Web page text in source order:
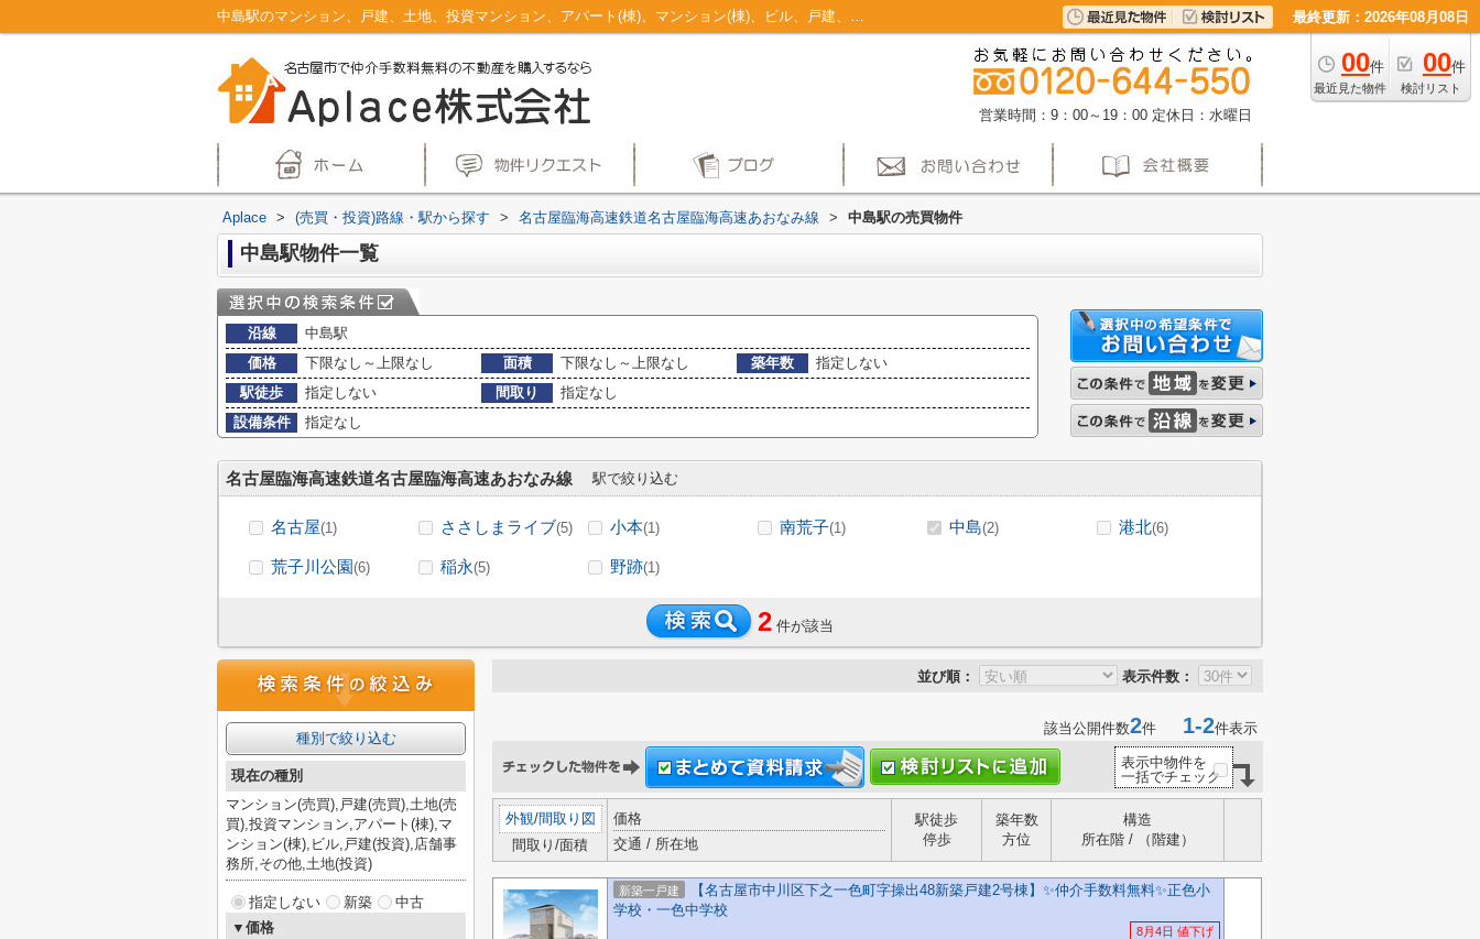
中島駅のマンション、戸建、土地、投資マンション、アパート(棟)、マンション(棟)、ビル、戸建、店舗事務所、その他、土地一覧｜仲介手数料無料！名古屋市で新築戸建てを探すならAplace 最終更新：2026年08月08日
00件
最近見た物件
00件
検討リスト
営業時間：9：00～19：00 定休日：水曜日
Aplace > (売買・投資)路線・駅から探す > 名古屋臨海高速鉄道名古屋臨海高速あおなみ線 > 中島駅の売買物件
中島駅物件一覧
沿線
中島駅
価格
下限なし～上限なし 面積 下限なし～上限なし 築年数
指定しない
駅徒歩
指定しない 間取り
指定なし
設備条件
指定なし
名古屋臨海高速鉄道名古屋臨海高速あおなみ線 駅で絞り込む
名古屋(1) ささしまライブ(5) 小本(1) 南荒子(1) 中島(2) 港北(6)
荒子川公園(6) 稲永(5) 野跡(1)
2 件が該当
並び順： 表示件数：
該当公開件数2件 1-2件表示
表示中物件を
一括でチェック
外観/間取り図
間取り/面積
価格
交通 / 所在地
駅徒歩
停歩
築年数
方位
構造
所在階 / （階建）
新築一戸建
【名古屋市中川区下之一色町字操出48新築戸建2号棟】✨️仲介手数料無料✨️正色小
学校・一色中学校
8月4日 値下げ
種別で絞り込む
現在の種別
マンション(売買),戸建(売買),土地(売
買),投資マンション,アパート(棟),マ
ンション(棟),ビル,戸建(投資),店舗事
務所,その他,土地(投資)
指定しない 新築
中古
▼価格